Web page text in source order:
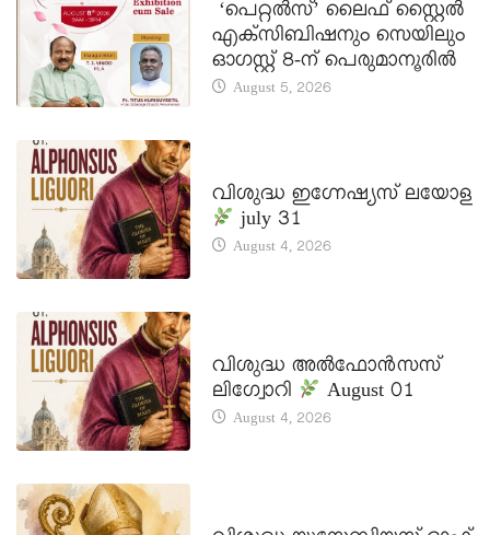
‘പെറ്റൽസ്’ ലൈഫ് സ്റ്റൈൽ
എക്സിബിഷനും സെയിലും
ഓഗസ്റ്റ് 8-ന് പെരുമാനൂരിൽ
August 5, 2026
വിശുദ്ധ ഇഗ്നേഷ്യസ് ലയോള
july 31
August 4, 2026
വിശുദ്ധ അൽഫോൻസസ്
ലിഗ്വോറി
August 01
August 4, 2026